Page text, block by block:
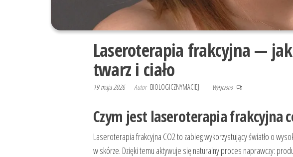
Laseroterapia frakcyjna — jak
twarz i ciało
19 maja 2026 Autor BIOLOGICZNYMACIEJ Wyłączono
Czym jest laseroterapia frakcyjna
Laseroterapia frakcyjna CO2 to zabieg wykorzystujący światło o
w skórze. Dzięki temu aktywuje się naturalny proces naprawczy: